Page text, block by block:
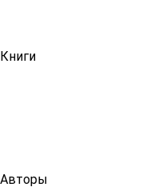
Книги
Авторы